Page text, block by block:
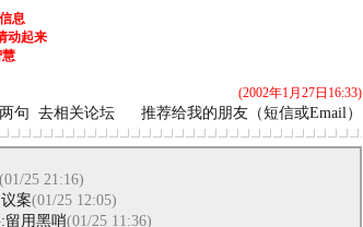
息
动起来
(2002年1月27日16:33)
句 去相关论坛 推荐给我的朋友（短信或Email）
(01/25 21:16)
案(01/25 12:05)
留用黑哨(01/25 11:36)